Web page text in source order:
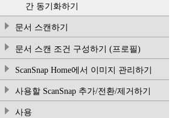
간 동기화하기
문서 스캔하기
문서 스캔 조건 구성하기 (프로필)
ScanSnap Home에서 이미지 관리하기
사용할 ScanSnap 추가/전환/제거하기
사용